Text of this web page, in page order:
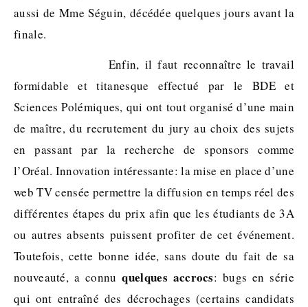
aussi de Mme Séguin, décédée quelques jours avant la
finale.
Enfin, il faut reconnaître le travail
formidable et titanesque effectué par le BDE et
Sciences Polémiques, qui ont tout organisé d’une main
de maître, du recrutement du jury au choix des sujets
en passant par la recherche de sponsors comme
l’Oréal. Innovation intéressante: la mise en place d’une
web TV censée permettre la diffusion en temps réel des
différentes étapes du prix afin que les étudiants de 3A
ou autres absents puissent profiter de cet événement.
Toutefois, cette bonne idée, sans doute du fait de sa
nouveauté, a connuquelques accrocs: bugs en série
qui ont entraîné des décrochages (certains candidats